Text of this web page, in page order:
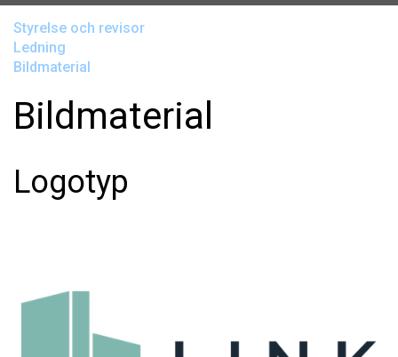
Styrelse och revisor
Ledning
Bildmaterial
Bildmaterial
Logotyp